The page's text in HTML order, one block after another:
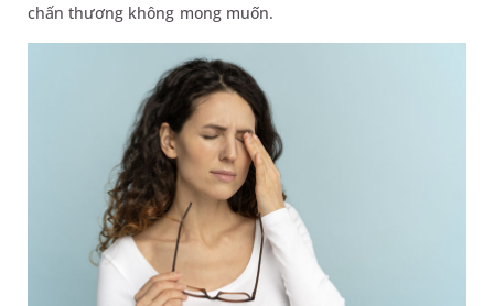
chấn thương không mong muốn.